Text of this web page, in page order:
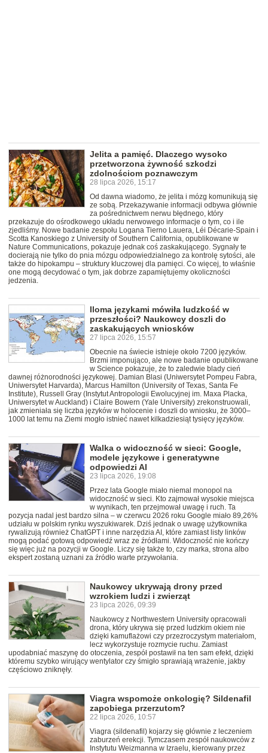
Jelita a pamięć. Dlaczego wysoko
przetworzona żywność szkodzi
zdolnościom poznawczym
28 lipca 2026, 15:17
Od dawna wiadomo, że jelita i mózg komunikują się
ze sobą. Przekazywanie informacji odbywa głównie
za pośrednictwem nerwu błędnego, który
przekazuje do ośrodkowego układu nerwowego informacje o tym, co i ile
zjedliśmy. Nowe badanie zespołu Logana Tierno Lauera, Léi Décarie-Spain i
Scotta Kanoskiego z University of Southern California, opublikowane w
Nature Communications, pokazuje jednak coś zaskakującego. Sygnały te
docierają nie tylko do pnia mózgu odpowiedzialnego za kontrolę sytości, ale
także do hipokampu – struktury kluczowej dla pamięci. Co więcej, to właśnie
one mogą decydować o tym, jak dobrze zapamiętujemy okoliczności
jedzenia.
Iloma językami mówiła ludzkość w
przeszłości? Naukowcy doszli do
zaskakujących wniosków
27 lipca 2026, 15:57
Obecnie na świecie istnieje około 7200 języków.
Brzmi imponująco, ale nowe badanie opublikowane
w Science pokazuje, że to zaledwie blady cień
dawnej różnorodności językowej. Damian Blasi (Uniwersytet Pompeu Fabra,
Uniwersytet Harvarda), Marcus Hamilton (University of Texas, Santa Fe
Institute), Russell Gray (Instytut Antropologii Ewolucyjnej im. Maxa Placka,
Uniwersytet w Auckland) i Claire Bowern (Yale University) zrekonstruowali,
jak zmieniała się liczba języków w holocenie i doszli do wniosku, że 3000–
1000 lat temu na Ziemi mogło istnieć nawet kilkadziesiąt tysięcy języków.
Walka o widoczność w sieci: Google,
modele językowe i generatywne
odpowiedzi AI
23 lipca 2026, 19:08
Przez lata Google miało niemal monopol na
widoczność w sieci. Kto zajmował wysokie miejsca
w wynikach, ten przejmował uwagę i ruch. Ta
pozycja nadal jest bardzo silna – w czerwcu 2026 roku Google miało 89,26%
udziału w polskim rynku wyszukiwarek. Dziś jednak o uwagę użytkownika
rywalizują również ChatGPT i inne narzędzia AI, które zamiast listy linków
mogą podać gotową odpowiedź wraz ze źródłami. Widoczność nie kończy
się więc już na pozycji w Google. Liczy się także to, czy marka, strona albo
ekspert zostaną uznani za źródło warte przywołania.
Naukowcy ukrywają drony przed
wzrokiem ludzi i zwierząt
23 lipca 2026, 09:39
Naukowcy z Northwestern University opracowali
drona, który ukrywa się przed ludzkim okiem nie
dzięki kamuflażowi czy przezroczystym materiałom,
lecz wykorzystuje rozmycie ruchu. Zamiast
upodabniać maszynę do otoczenia, zespół postawił na ten sam efekt, dzięki
któremu szybko wirujący wentylator czy śmigło sprawiają wrażenie, jakby
częściowo zniknęły.
Viagra wspomoże onkologię? Sildenafil
zapobiega przerzutom?
22 lipca 2026, 10:57
Viagra (sildenafil) kojarzy się głównie z leczeniem
zaburzeń erekcji. Tymczasem zespół naukowców z
Instytutu Weizmanna w Izraelu, kierowany przez